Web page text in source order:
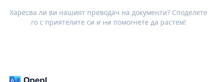
Харесва ли ви нашият преводач на документи? Споделете
го с приятелите си и ни помогнете да растем!